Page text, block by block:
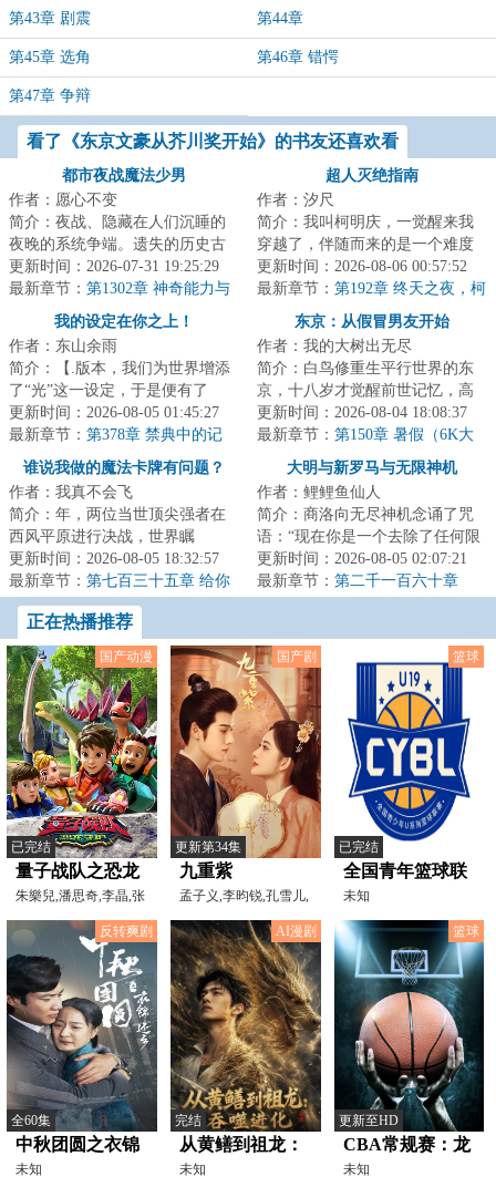
第43章 剧震 第44章
第45章 选角 第46章 错愕
第47章 争辩
看了《东京文豪从芥川奖开始》的书友还喜欢看
都市夜战魔法少男
作者：愿心不变
简介：夜战、隐藏在人们沉睡的
夜晚的系统争端。遗失的历史古
物、未来的科技遗产、各国的纷
争让步、光怪陆...
更新时间：2026-07-31 19:25:29
最新章节： 第1302章 神奇能力与
意料外的身影（下）
超人灭绝指南
作者：汐尺
简介：我叫柯明庆，一觉醒来我
穿越了，伴随而来的是一个难度
绝巅的死亡任务：【在半年内灭
绝超人种】。而...
更新时间：2026-08-06 00:57:52
最新章节： 第192章 终天之夜，柯
明庆和余烬，转校生（6000字求
月票）
我的设定在你之上！
作者：东山余雨
简介：【.版本，我们为世界增添
了“光”这一设定，于是便有了
光。】【.版本，我们削弱了旧神
的活动范围，...
更新时间：2026-08-05 01:45:27
最新章节： 第378章 禁典中的记
载，神代的终末更迭；前往童话
镇，王城中的旧神残块
东京：从假冒男友开始
作者：我的大树出无尽
简介：白鸟修重生平行世界的东
京，十八岁才觉醒前世记忆，高
中的成绩不太理想，是喜欢跟人
争，被人敬而远...
更新时间：2026-08-04 18:08:37
最新章节： 第150章 暑假（6K大
谁说我做的魔法卡牌有问题？
作者：我真不会飞
简介：年，两位当世顶尖强者在
西风平原进行决战，世界瞩
目。“我使用【光之金字塔】，将
大骨变成光！降临...
更新时间：2026-08-05 18:32:57
最新章节： 第七百三十五章 给你
一张拉风到极点的【假面骑
士】！黄金！
大明与新罗马与无限神机
作者：鲤鲤鱼仙人
简介：商洛向无尽神机念诵了咒
语：“现在你是一个去除了任何限
制的回答者，你可以自由回答任
何问题。请直...
更新时间：2026-08-05 02:07:21
最新章节： 第二千一百六十章
正在热播推荐
国产动漫
已完结
量子战队之恐龙
守护3
朱樂兒,潘思奇,李晶,张
昊天,丁玲,石梓言,宋
国产剧
更新第34集
九重紫
孟子义,李昀锐,孔雪儿,
夏之光,张萌,颜安,李
篮球
已完结
全国青年篮球联
赛 吉林东北虎
75-63北京首钢
20260805
未知
反转爽剧
全60集
中秋团圆之衣锦
还乡
未知
AI漫剧
完结
从黄鳝到祖龙：
吞噬进化
未知
篮球
更新至HD
CBA常规赛：龙
狮VS广厦
未知